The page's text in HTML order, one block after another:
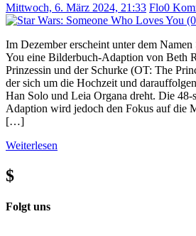
Mittwoch, 6. März 2024, 21:33 Flo0
Im Dezember erscheint unter dem
You eine Bilderbuch-Adaption von Beth
Prinzessin und der Schurke (OT: The
der sich um die Hochzeit und
Han Solo und Leia Organa dreht. Die
Adaption wird jedoch den Fokus auf die
[…]
Weiterlesen
$
Folgt uns